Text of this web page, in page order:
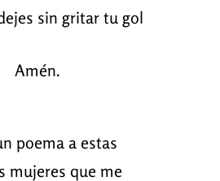
sin gritar tu gol
Amén.
poema a estas
mujeres que me